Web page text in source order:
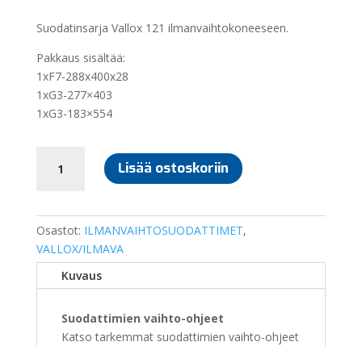
Suodatinsarja Vallox 121 ilmanvaihtokoneeseen.
Pakkaus sisältää:
1xF7-288x400x28
1xG3-277×403
1xG3-183×554
SUODATINSARJA
VALLOX
Lisää ostoskoriin
Osastot: ILMANVAIHTOSUODATTIMET,
VALLOX/ILMAVA
Kuvaus
Suodattimien vaihto-ohjeet
Katso tarkemmat suodattimien vaihto-ohjeet